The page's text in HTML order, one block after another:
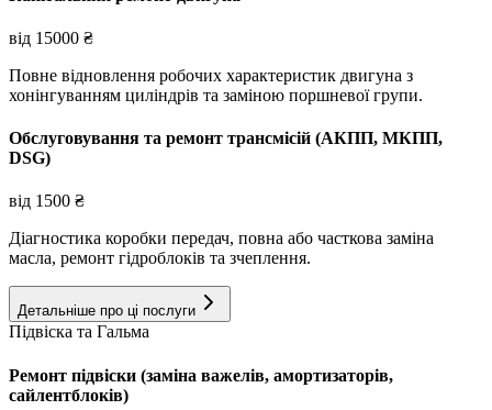
від 15000 ₴
Повне відновлення робочих характеристик двигуна з
хонінгуванням циліндрів та заміною поршневої групи.
Обслуговування та ремонт трансмісій (АКПП, МКПП,
DSG)
від 1500 ₴
Діагностика коробки передач, повна або часткова заміна
масла, ремонт гідроблоків та зчеплення.
Детальніше про ці послуги
Підвіска та Гальма
Ремонт підвіски (заміна важелів, амортизаторів,
сайлентблоків)